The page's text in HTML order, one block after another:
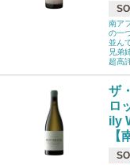
南ア
の一
並ん
兄弟
超高
ザ
ロ
ily
【